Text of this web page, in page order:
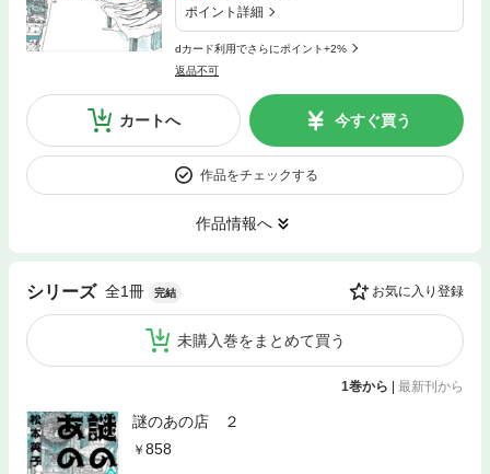
ポイント詳細
dカード利用でさらにポイント+2%
返品不可
カートへ 今すぐ買う
作品をチェックする
作品情報へ
シリーズ 全1冊 完結 お気に入り登録
未購入巻をまとめて買う
1巻から 最新刊から
謎のあの店 ２
858